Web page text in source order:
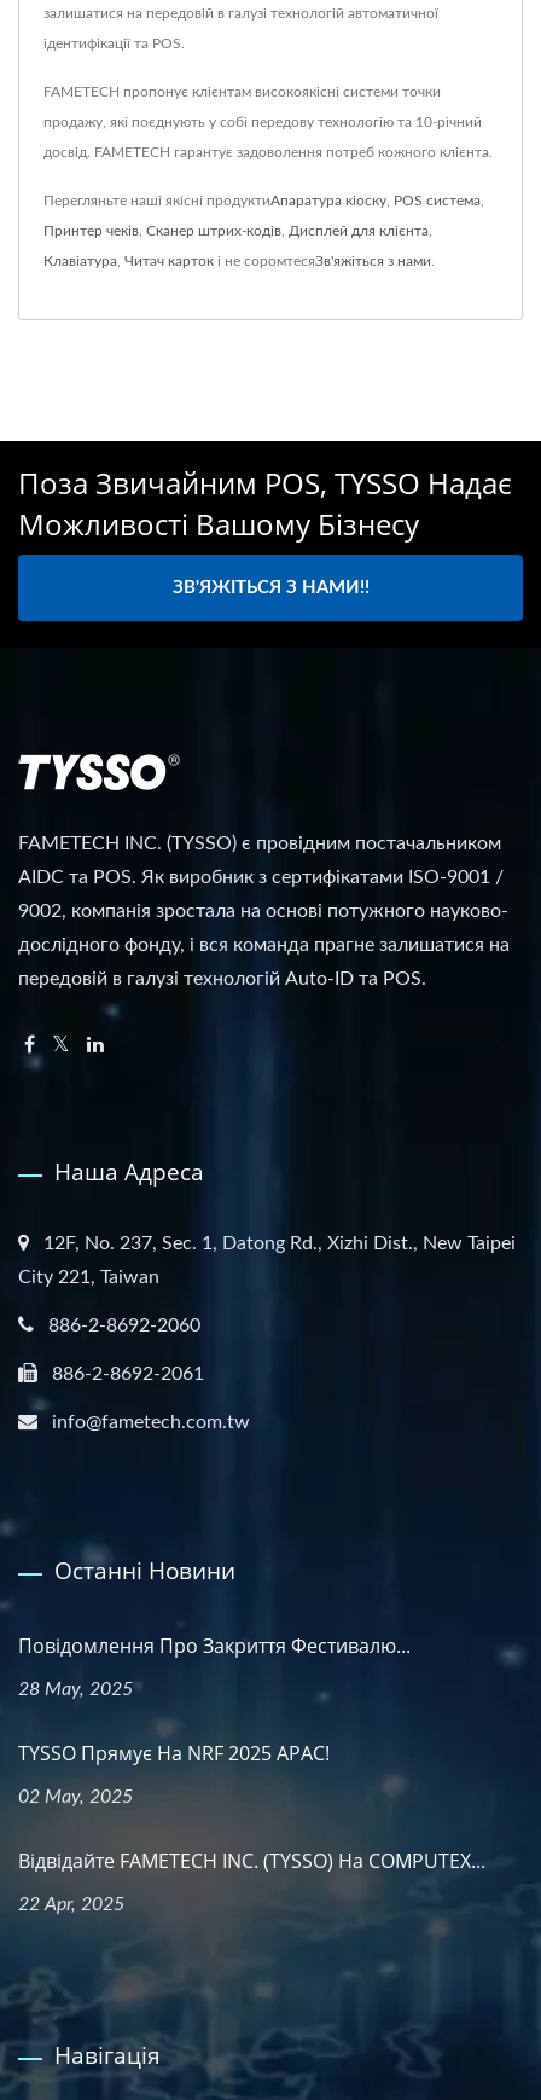
залишатися на передовій в галузі технологій автоматичної
ідентифікації та POS.
FAMETECH пропонує клієнтам високоякісні системи точки
продажу, які поєднують у собі передову технологію та 10-річний
досвід. FAMETECH гарантує задоволення потреб кожного клієнта.
Перегляньте наші якісні продуктиАпаратура кіоску POS система
Принтер чеків Сканер штрих-кодів Дисплей для клієнта
Клавіатура Читач карток і не соромтесяЗв'яжіться з нами
Поза Звичайним POS, TYSSO Надає
Можливості Вашому Бізнесу
ЗВ'ЯЖІТЬСЯ З НАМИ!!
FAMETECH INC. (TYSSO) є провідним постачальником
AIDC та POS. Як виробник з сертифікатами ISO-9001 /
9002, компанія зростала на основі потужного науково-
дослідного фонду, і вся команда прагне залишатися на
передовій в галузі технологій Auto-ID та POS.
Наша Адреса
12F, No. 237, Sec. 1, Datong Rd., Xizhi Dist., New Taipei
City 221, Taiwan
886-2-8692-2060
886-2-8692-2061
info@fametech.com.tw
Останні Новини
Повідомлення Про Закриття Фестивалю...
28 May, 2025
TYSSO Прямує На NRF 2025 APAC!
02 May, 2025
Відвідайте FAMETECH INC. (TYSSO) На COMPUTEX...
22 Apr, 2025
Навігація